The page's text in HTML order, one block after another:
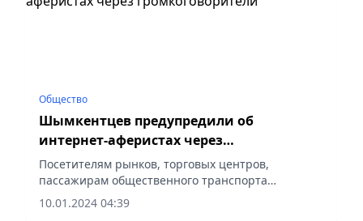
Общество
Шымкентцев предупредили об
интернет-аферистах через
громкоговорители
Посетителям рынков, торговых центров,
пассажирам общественного транспорта
напомнили о необходимости проявлять
бдительность, ни в коем случае и ни под каким
10.01.2024 04:39